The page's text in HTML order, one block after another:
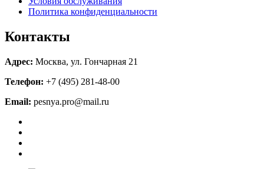
Политика конфиденциальности
Контакты
Адрес: Москва, ул. Гончарная 21
Телефон: +7 (495) 281-48-00
Email: pesnya.pro@mail.ru